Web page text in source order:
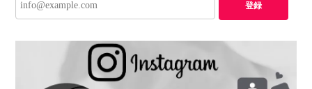
登録